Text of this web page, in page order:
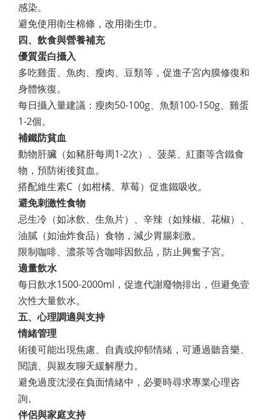
感染。
避免使用衛生棉條，改用衛生巾。
四、飲食與營養補充
優質蛋白攝入
多吃雞蛋、魚肉、瘦肉、豆類等，促進子宮內膜修復和
身體恢復。
每日攝入量建議：瘦肉50-100g、魚類100-150g、雞蛋
1-2個。
補鐵防貧血
動物肝臟（如豬肝每周1-2次）、菠菜、紅棗等含鐵食
物，預防術後貧血。
搭配維生素C（如柑橘、草莓）促進鐵吸收。
避免刺激性食物
忌生冷（如冰飲、生魚片）、辛辣（如辣椒、花椒）、
油膩（如油炸食品）食物，減少胃腸刺激。
限制咖啡、濃茶等含咖啡因飲品，防止興奮子宮。
適量飲水
每日飲水1500-2000ml，促進代謝廢物排出，但避免壹
次性大量飲水。
五、心理調適與支持
情緒管理
術後可能出現焦慮、自責或抑郁情緒，可通過聽音樂、
閱讀、與親友聊天緩解壓力。
避免過度沈浸在負面情緒中，必要時尋求專業心理咨
詢。
伴侶與家庭支持